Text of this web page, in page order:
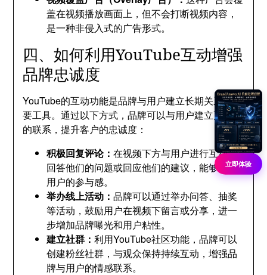
盖在视频播放画面上，但不会打断视频内容，
是一种非侵入式的广告形式。
四、如何利用YouTube互动增强
品牌忠诚度
YouTube的互动功能是品牌与用户建立长期关系的重
要工具。通过以下方式，品牌可以与用户建立更紧密
的联系，提升客户的忠诚度：
积极回复评论：在视频下方与用户进行互动，
回答他们的问题或回应他们的建议，能够提高
用户的参与感。
举办线上活动：品牌可以通过举办问答、抽奖
等活动，鼓励用户在视频下留言或分享，进一
步增加品牌曝光和用户粘性。
建立社群：利用YouTube社区功能，品牌可以
创建粉丝社群，与观众保持持续互动，增强品
牌与用户的情感联系。
立即体验